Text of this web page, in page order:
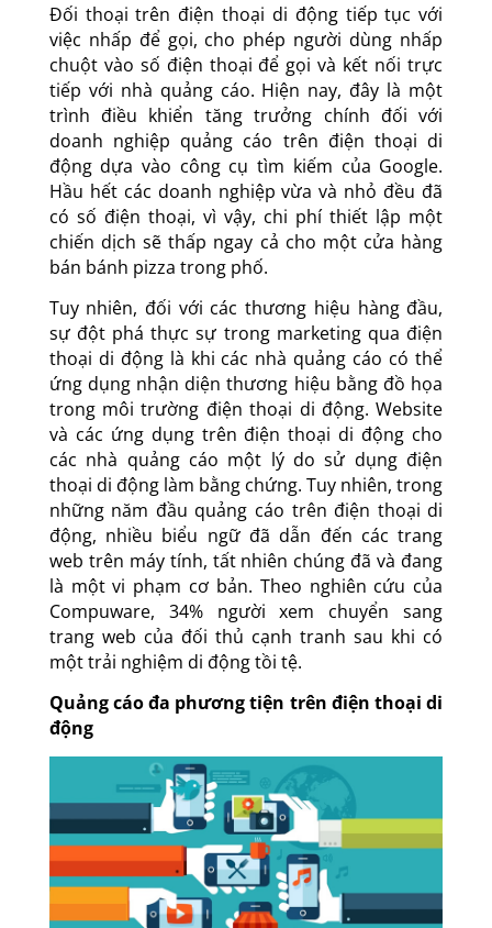
Đối thoại trên điện thoại di động tiếp tục với
việc nhấp để gọi, cho phép người dùng nhấp
chuột vào số điện thoại để gọi và kết nối trực
tiếp với nhà quảng cáo. Hiện nay, đây là một
trình điều khiển tăng trưởng chính đối với
doanh nghiệp quảng cáo trên điện thoại di
động dựa vào công cụ tìm kiếm của Google.
Hầu hết các doanh nghiệp vừa và nhỏ đều đã
có số điện thoại, vì vậy, chi phí thiết lập một
chiến dịch sẽ thấp ngay cả cho một cửa hàng
bán bánh pizza trong phố.
Tuy nhiên, đối với các thương hiệu hàng đầu,
sự đột phá thực sự trong marketing qua điện
thoại di động là khi các nhà quảng cáo có thể
ứng dụng nhận diện thương hiệu bằng đồ họa
trong môi trường điện thoại di động. Website
và các ứng dụng trên điện thoại di động cho
các nhà quảng cáo một lý do sử dụng điện
thoại di động làm bằng chứng. Tuy nhiên, trong
những năm đầu quảng cáo trên điện thoại di
động, nhiều biểu ngữ đã dẫn đến các trang
web trên máy tính, tất nhiên chúng đã và đang
là một vi phạm cơ bản. Theo nghiên cứu của
Compuware, 34% người xem chuyển sang
trang web của đối thủ cạnh tranh sau khi có
một trải nghiệm di động tồi tệ.
Quảng cáo đa phương tiện trên điện thoại di
động